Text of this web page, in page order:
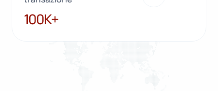
100K+
100K+